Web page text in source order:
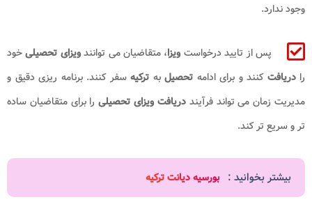
وجود ندارد.
پس از تایید درخواست ویزا، متقاضیان می توانندویزای تحصیلیخود
رادریافتکنند و برای ادامه تحصیلبه ترکیهسفر کنند. برنامه ریزی دقیق و
مدیریت زمان می تواند فرآینددریافت ویزای تحصیلی را برای متقاضیان ساده
تر و سریع تر کند.
بیشتر بخوانید : بورسیه دیانت ترکیه